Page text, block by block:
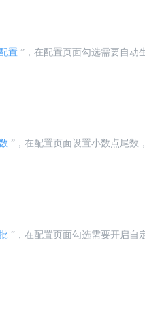
置 ”，在配置页面勾选需要自动
”，在配置页面设置小数点尾数
”，在配置页面勾选需要开启自